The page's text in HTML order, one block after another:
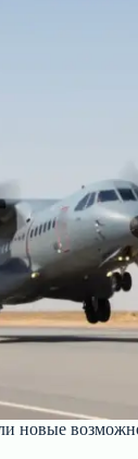
новые